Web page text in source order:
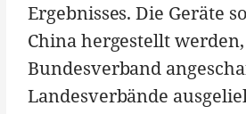
Ergebnisses. Die Geräte
China hergestellt
Bundesverband
Landesverbände